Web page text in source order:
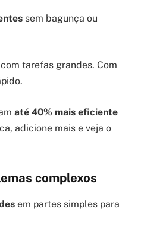
sem bagunça ou
tarefas grandes. Com
até 40% mais eficiente
adicione mais e veja o
complexos
em partes simples para